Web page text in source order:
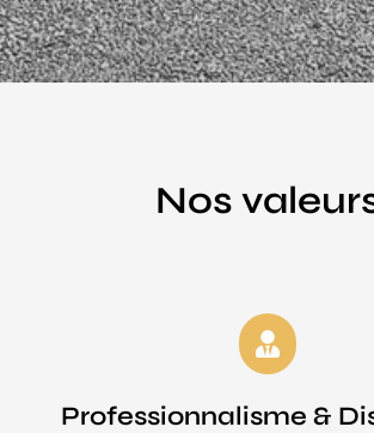
Nos
Professionnalisme &